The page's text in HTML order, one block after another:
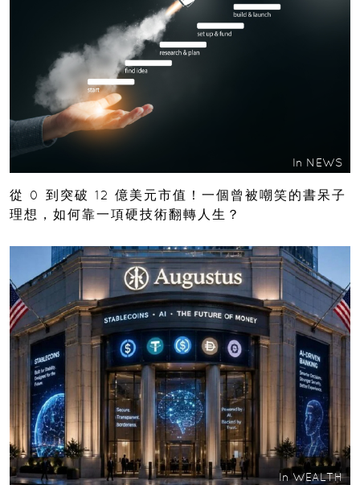
In NEWS
從 0 到突破 12 億美元市值！一個曾被嘲笑的書呆子
理想，如何靠一項硬技術翻轉人生？
In WEALTH